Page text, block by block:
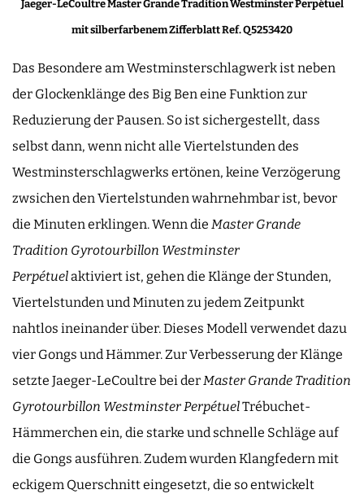
Jaeger-LeCoultre Master Grande Tradition Westminster Perpétuel
mit silberfarbenem Zifferblatt Ref. Q5253420
Das Besondere am Westminsterschlagwerk ist neben
der Glockenklänge des Big Ben eine Funktion zur
Reduzierung der Pausen. So ist sichergestellt, dass
selbst dann, wenn nicht alle Viertelstunden des
Westminsterschlagwerks ertönen, keine Verzögerung
zwsichen den Viertelstunden wahrnehmbar ist, bevor
die Minuten erklingen. Wenn die Master Grande
Tradition Gyrotourbillon Westminster
Perpétuelaktiviert ist, gehen die Klänge der Stunden,
Viertelstunden und Minuten zu jedem Zeitpunkt
nahtlos ineinander über. Dieses Modell verwendet dazu
vier Gongs und Hämmer. Zur Verbesserung der Klänge
setzte Jaeger-LeCoultre bei derMaster Grande Tradition
Gyrotourbillon Westminster PerpétuelTrébuchet-
Hämmerchen ein, die starke und schnelle Schläge auf
die Gongs ausführen. Zudem wurden Klangfedern mit
eckigem Querschnitt eingesetzt, die so entwickelt